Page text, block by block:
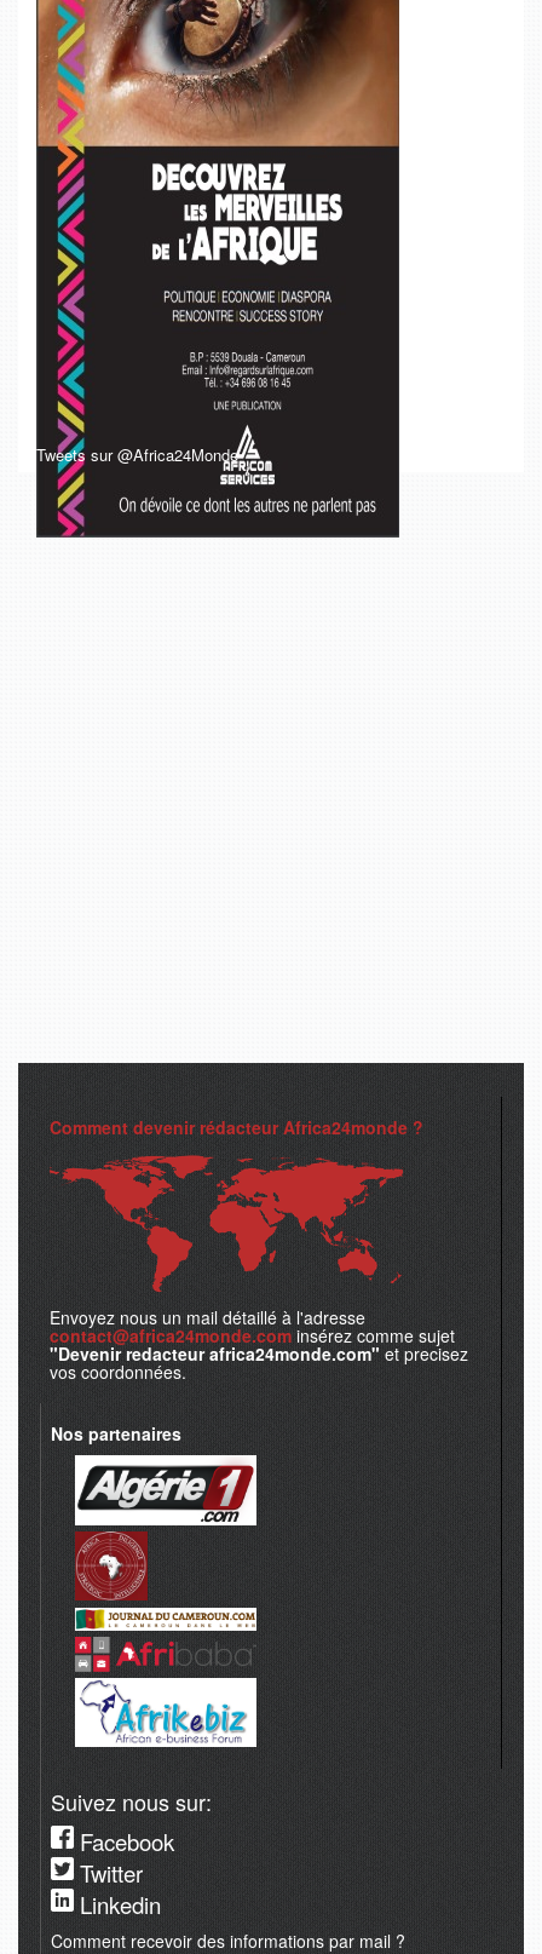
Tweets sur @Africa24Monde
Comment devenir rédacteur Africa24monde ?
Envoyez nous un mail détaillé à l'adresse
contact@africa24monde.com insérez comme sujet
"Devenir redacteur africa24monde.com" et precisez
vos coordonnées.
Nos partenaires
Suivez nous sur:
Facebook
Twitter
Linkedin
Comment recevoir des informations par mail ?